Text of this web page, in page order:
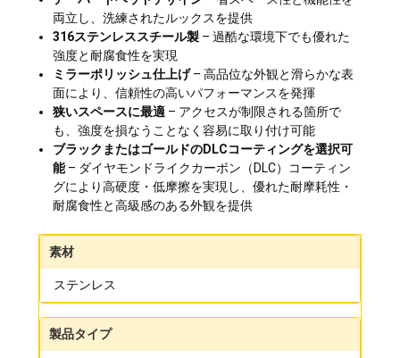
両立し、洗練されたルックスを提供
316ステンレススチール製 – 過酷な環境下でも優れた
強度と耐腐食性を実現
ミラーポリッシュ仕上げ– 高品位な外観と滑らかな表
面により、信頼性の高いパフォーマンスを発揮
狭いスペースに最適 – アクセスが制限される箇所で
も、強度を損なうことなく容易に取り付け可能
ブラックまたはゴールドのDLCコーティングを選択可
能– ダイヤモンドライクカーボン（DLC）コーティン
グにより高硬度・低摩擦を実現し、優れた耐摩耗性・
耐腐食性と高級感のある外観を提供
素材
ステンレス
製品タイプ